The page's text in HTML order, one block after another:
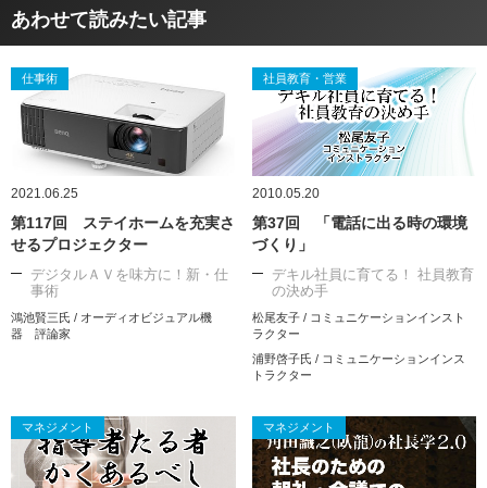
あわせて読みたい記事
仕事術
2021.06.25
第117回 ステイホームを充実さ
せるプロジェクター
デジタルＡＶを味方に！新・仕
事術
鴻池賢三氏 / オーディオビジュアル機
器 評論家
社員教育・営業
2010.05.20
第37回 「電話に出る時の環境
づくり」
デキル社員に育てる！ 社員教育
の決め手
松尾友子 / コミュニケーションインスト
ラクター
浦野啓子氏 / コミュニケーションインス
トラクター
マネジメント マネジメント